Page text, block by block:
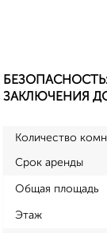
ЗАКЛЮЧЕНИЯ
Количество
Срок аренды
Общая площадь
Этаж